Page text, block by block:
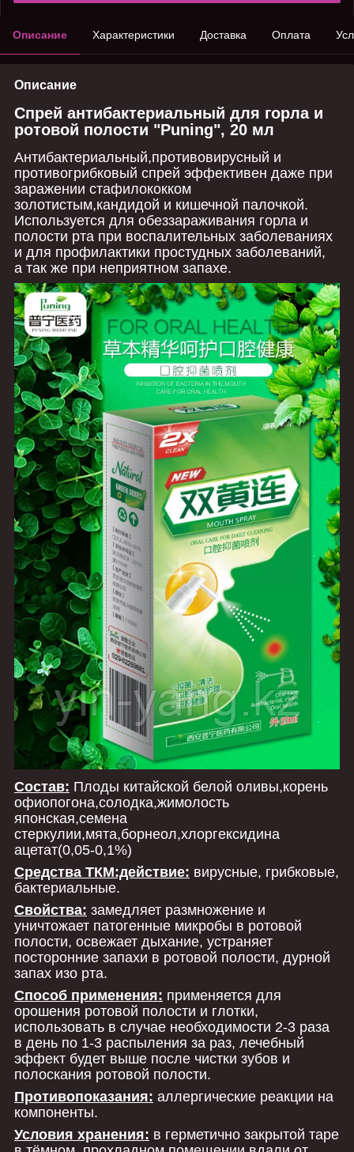
Описание Характеристики Доставка Оплата
Описание
Спрей антибактериальный для горла и
ротовой полости "Puning", 20 мл
Антибактериальный,противовирусный и
противогрибковый спрей эффективен даже при
заражении стафилококком
золотистым,кандидой и кишечной палочкой.
Используется для обеззараживания горла и
полости рта при воспалительных заболеваниях
и для профилактики простудных заболеваний,
а так же при неприятном запахе.
Состав: Плоды китайской белой оливы,корень
офиопогона,солодка,жимолость
японская,семена
стеркулии,мята,борнеол,хлоргексидина
ацетат(0,05-0,1%)
Средства ТКМ:действие: вирусные, грибковые,
бактериальные.
Свойства: замедляет размножение и
уничтожает патогенные микробы в ротовой
полости, освежает дыхание, устраняет
посторонние запахи в ротовой полости, дурной
запах изо рта.
Способ применения: применяется для
орошения ротовой полости и глотки,
использовать в случае необходимости 2-3 раза
в день по 1-3 распыления за раз, лечебный
эффект будет выше после чистки зубов и
полоскания ротовой полости.
Противопоказания: аллергические реакции на
компоненты.
Условия хранения: в герметично закрытой таре